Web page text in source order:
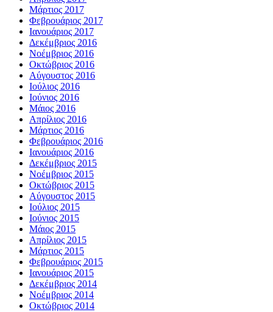
Μάρτιος 2017
Φεβρουάριος 2017
Ιανουάριος 2017
Δεκέμβριος 2016
Νοέμβριος 2016
Οκτώβριος 2016
Αύγουστος 2016
Ιούλιος 2016
Ιούνιος 2016
Μάιος 2016
Απρίλιος 2016
Μάρτιος 2016
Φεβρουάριος 2016
Ιανουάριος 2016
Δεκέμβριος 2015
Νοέμβριος 2015
Οκτώβριος 2015
Αύγουστος 2015
Ιούλιος 2015
Ιούνιος 2015
Μάιος 2015
Απρίλιος 2015
Μάρτιος 2015
Φεβρουάριος 2015
Ιανουάριος 2015
Δεκέμβριος 2014
Νοέμβριος 2014
Οκτώβριος 2014